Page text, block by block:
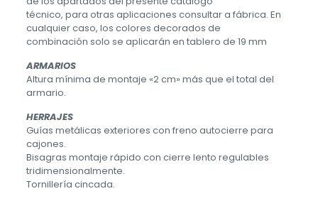
técnico, para otras aplicaciones consultar a fábrica. En
cualquier caso, los colores decorados de
combinación solo se aplicarán en tablero de 19 mm
ARMARIOS
Altura mínima de montaje «2 cm» más que el total del
armario.
HERRAJES
Guías metálicas exteriores con freno autocierre para
cajones.
Bisagras montaje rápido con cierre lento regulables
tridimensionalmente.
Tornillería cincada.